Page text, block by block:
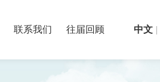
联系我们 往届回顾 中文 |